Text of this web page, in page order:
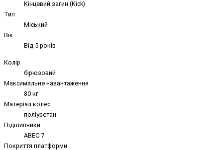
Кінцевий загин (Kick)
Тип
Міський
Вік
Від 5 років
Колір
бірюзовий
Максимальне навантаження
80 кг
Матеріал колес
поліуретан
Підшипники
ABEC 7
Покриття платформи